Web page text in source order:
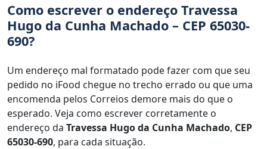
Como escrever o endereço Travessa
Hugo da Cunha Machado – CEP 65030-
690?
Um endereço mal formatado pode fazer com que seu
pedido no iFood chegue no trecho errado ou que uma
encomenda pelos Correios demore mais do que o
esperado. Veja como escrever corretamente o
endereço da Travessa Hugo da Cunha Machado, CEP
65030-690, para cada situação.